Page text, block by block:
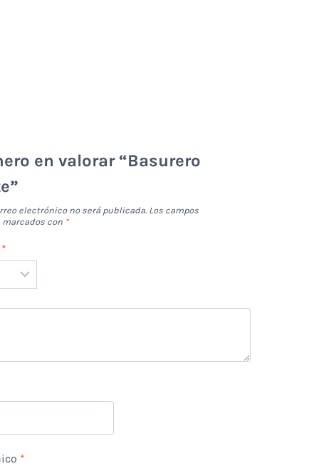
en valorar “Basurero
electrónico no será publicada. Los campos
con *
*
*